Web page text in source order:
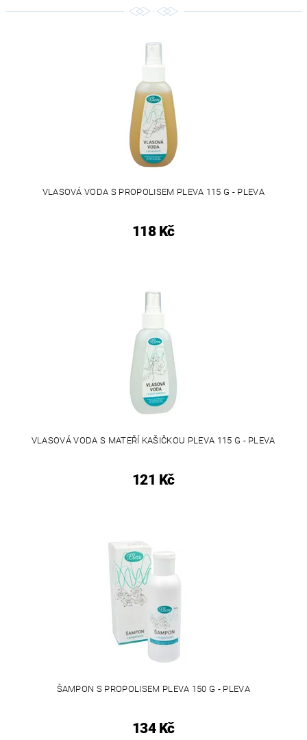
VLASOVÁ VODA S PROPOLISEM PLEVA 115 G - PLEVA
118 Kč
VLASOVÁ VODA S MATEŘÍ KAŠIČKOU PLEVA 115 G - PLEVA
121 Kč
ŠAMPON S PROPOLISEM PLEVA 150 G - PLEVA
134 Kč